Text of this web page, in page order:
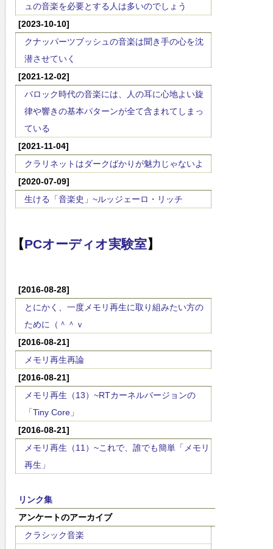
ュの音楽を必要とする人は多いのでしょう
[2023-10-10]
クナッパーツブッシュの音楽は聞き手の心を沈
潜させていく
[2021-12-02]
バロック時代の音楽には、人の耳に心地よい旋
律や響きの基本パターンが全て含まれてしまっ
ている
[2021-11-04]
クラリネットはダークばかりが魅力じゃないよ
[2020-07-09]
生ける「音楽史」~ルッジェーロ・リッチ
【PCオーディオ実験室】
[2016-08-28]
とにかく、一度メモリ再生に取り組みたい方の
ために（＾＾ｖ
[2016-08-21]
メモリ再生再論
[2016-08-21]
メモリ再生（13）~RTカーネルバージョンの
「Tiny Core」
[2016-08-21]
メモリ再生（11）~これで、誰でも簡単「メモリ
再生」
リンク集
アンケートのアーカイブ
クラシック音楽